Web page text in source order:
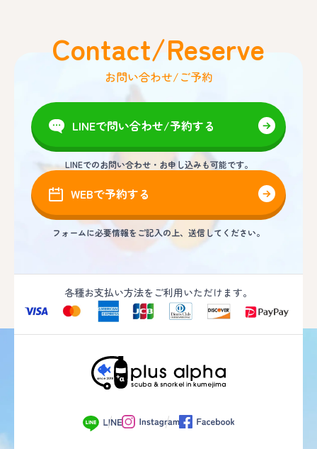
Contact/Reserve
お問い合わせ/ご予約
LINEで問い合わせ/予約する
LINEでのお問い合わせ・お申し込みも可能です。
WEBで予約する
フォームに必要情報をご記入の上、送信してください。
各種お支払い方法をご利用いただけます。